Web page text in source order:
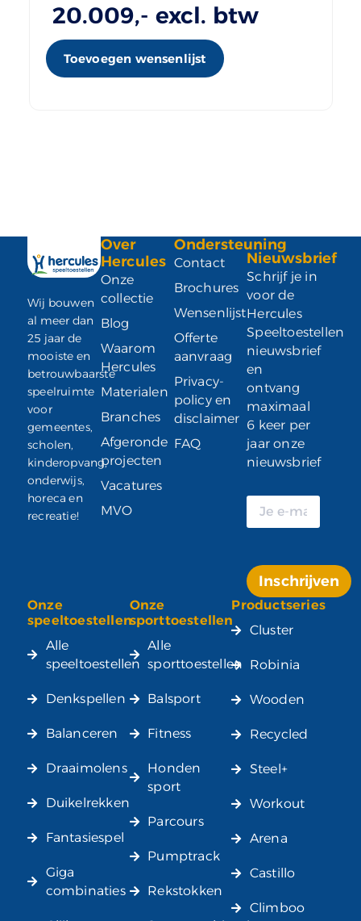
20.009,- excl. btw
Toevoegen wensenlijst
Wij bouwen
al meer dan
25 jaar de
mooiste en
betrouwbaarste
speelruimte
voor
gemeentes,
scholen,
kinderopvang,
onderwijs,
horeca en
recreatie!
Over
Hercules
Onze
collectie
Blog
Waarom
Hercules
Materialen
Branches
Afgeronde
projecten
Vacatures
MVO
Ondersteuning
Contact
Brochures
Wensenlijst
Offerte
aanvraag
Privacy-
policy en
disclaimer
FAQ
Nieuwsbrief
Schrijf je in
voor de
Hercules
Speeltoestellen
nieuwsbrief
en
ontvang
maximaal
6 keer per
jaar onze
nieuwsbrief
Inschrijven
Alternative:
Onze
speeltoestellen
Alle
speeltoestellen
Denkspellen
Balanceren
Draaimolens
Duikelrekken
Fantasiespel
Giga
combinaties
Onze
sporttoestellen
Alle
sporttoestellen
Balsport
Fitness
Honden
sport
Parcours
Pumptrack
Rekstokken
Productseries
Cluster
Robinia
Wooden
Recycled
Steel+
Workout
Arena
Castillo
Climboo